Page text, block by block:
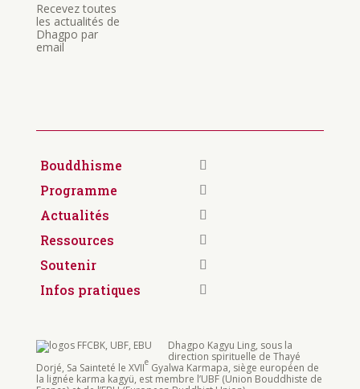
Recevez toutes
les actualités de
Dhagpo par
email
Bouddhisme
Programme
Actualités
Ressources
Soutenir
Infos pratiques
Dhagpo Kagyu Ling, sous la
direction spirituelle de Thayé
Dorjé, Sa Sainteté le XVIIeGyalwa Karmapa, siège européen de
la lignée karma kagyü, est membre l’UBF (Union Bouddhiste de